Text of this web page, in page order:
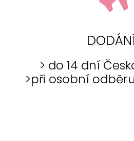
> do 14 dní
>při osobní